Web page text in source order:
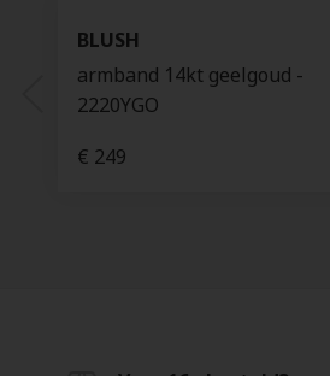
BLUSH
armband 14kt geelgoud -
2220YGO
€ 249